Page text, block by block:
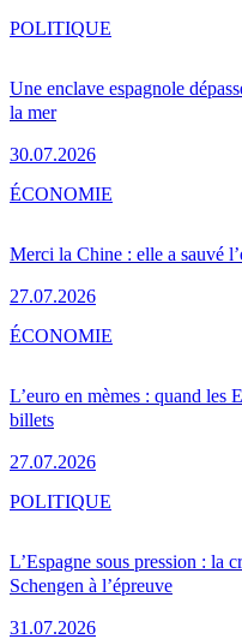
Une enclave espagnole
la mer
30.07.2026
POLITIQUE
Merci la Chine : elle a sauvé
27.07.2026
ÉCONOMIE
L’euro en mèmes : quand les
billets
27.07.2026
ÉCONOMIE
L’Espagne sous pression : la
Schengen à l’épreuve
31.07.2026
POLITIQUE